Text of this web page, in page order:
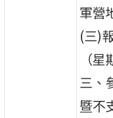
軍營
(三)
（
三、
暨不